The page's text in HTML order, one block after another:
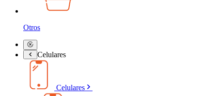
Otros
Celulares
Celulares